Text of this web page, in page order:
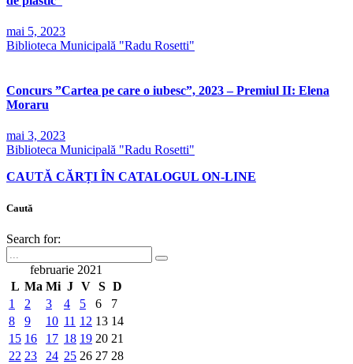
mai 5, 2023
Biblioteca Municipală "Radu Rosetti"
Concurs ”Cartea pe care o iubesc”, 2023 – Premiul II: Elena
Moraru
mai 3, 2023
Biblioteca Municipală "Radu Rosetti"
CAUTĂ CĂRȚI ÎN CATALOGUL ON-LINE
Caută
Search for:
februarie 2021
L Ma Mi J V S D
1
2 3 4 5 6
7
8
9 10 11 12 13 14
15 16 17 18 19 20 21
22 23 24 25 26 27 28